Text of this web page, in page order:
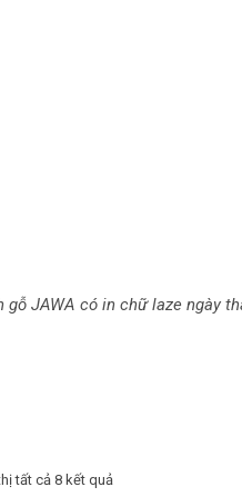
JAWA có in chữ laze ngày
tất cả 8 kết quả